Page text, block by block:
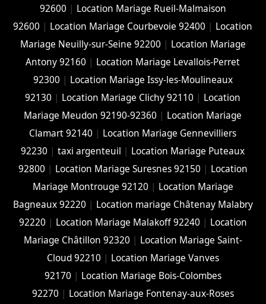
92600 | Location Mariage Rueil-Malmaison
92600 | Location Mariage Courbevoie 92400 | Location
Mariage Neuilly-sur-Seine 92200 | Location Mariage
Antony 92160 | Location Mariage Levallois-Perret
92300 | Location Mariage Issy-les-Moulineaux
92130 | Location Mariage Clichy 92110 | Location
Mariage Meudon 92190-92360 | Location Mariage
Clamart 92140 | Location Mariage Gennevilliers
92230 |taxi argenteuil | Location Mariage Puteaux
92800 | Location Mariage Suresnes 92150 | Location
Mariage Montrouge 92120 | Location Mariage
Bagneaux 92220 | Location mariage Châtenay Malabry
92220 | Location Mariage Malakoff 92240 | Location
Mariage Châtillon 92320 | Location Mariage Saint-
Cloud 92210 | Location Mariage Vanves
92170 | Location Mariage Bois-Colombes
92270 | Location Mariage Fontenay-aux-Roses